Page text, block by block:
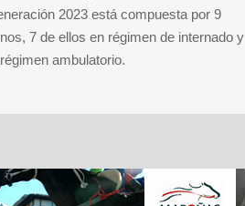
2023 está compuesta por 9
7 de ellos en régimen de internado y
ambulatorio.